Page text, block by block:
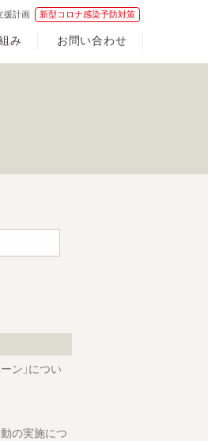
み お問い合わせ
援計画 新型コロナ感染予防対策
ン」につい
の実施につ